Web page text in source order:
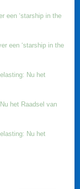
een ‘starship in the
een ‘starship in the
Nu het
het Raadsel van
Nu het